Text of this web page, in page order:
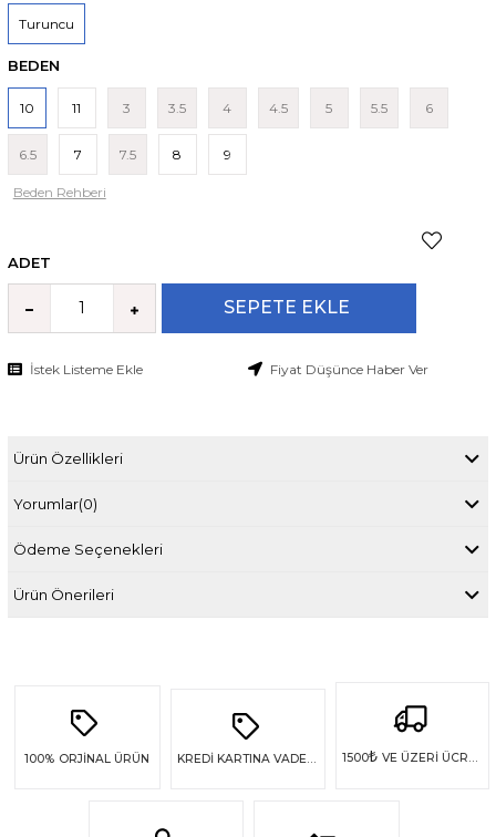
Turuncu
BEDEN
10 11 3 3.5 4 4.5 5 5.5 6
6.5 7 7.5 8 9
Beden Rehberi
ADET
İstek Listeme Ekle Fiyat Düşünce Haber Ver
Ürün Özellikleri
Yorumlar(0)
Ödeme Seçenekleri
Ürün Önerileri
100% ORJİNAL ÜRÜN 1500₺ VE ÜZERİ ÜCRETSİZ KARGO